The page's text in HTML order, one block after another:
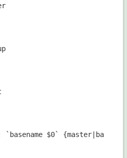
`basename $0`